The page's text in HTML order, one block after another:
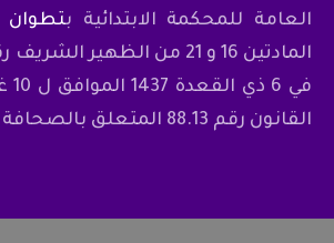
العامة للمحكمة الابتدائية بتطوان
القانون رقم 88.13 المتعلق بالصحافة والنشر.